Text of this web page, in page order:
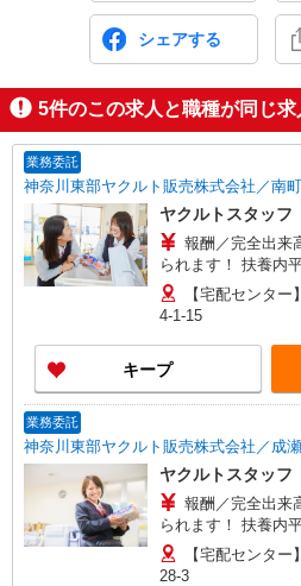
シェアする
5件のこの求人と職種が同じ求
業務委託
神奈川東部ヤクルト販売株式会社／南
ヤクルトスタッフ
報酬／完全出来
られます！ 扶養内
均収入 230,000円 ◎扶養の範囲内OK ◎扶養の範
囲を超えた高収入
10万円（3ヶ月間）
※延長制度あり ※研修期間：（日給2,500円、13
日間） 収入保障期
【宅配センタ
4-1-15
キープ
業務委託
神奈川東部ヤクルト販売株式会社／成
ヤクルトスタッフ
報酬／完全出来
られます！ 扶養内
均収入 230,000円 ◎扶養の範囲内OK ◎扶養の範
囲を超えた高収入
【宅配センタ
28-3